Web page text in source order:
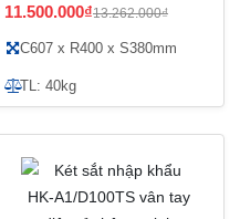
11.500.000₫13.262.000₫
C607 x R400 x S380mm
TL: 40kg